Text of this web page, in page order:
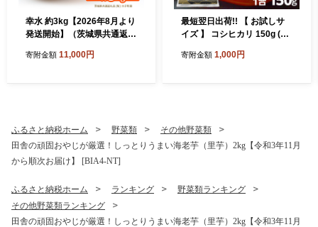
幸水 約3kg【2026年8月より
発送開始】（茨城県共通返礼
ギフト 贈り物 プレゼント フ
寄附金額 11,000円
最短翌日出荷!! 【 お試しサ
イズ 】 コシヒカリ 150g (15
産 お試し ♪ 1合 五つ星お米マ
寄附金額 1,000円
ふるさと納税ホーム 野菜類
その他野菜類
田舎の頑固おやじが厳選！しっとりうまい海老芋（里芋）2kg【令和3年11月
から順次お届け】 [BIA4-NT]
ふるさと納税ホーム ランキング
野菜類ランキング
その他野菜類ランキング
田舎の頑固おやじが厳選！しっとりうまい海老芋（里芋）2kg【令和3年11月